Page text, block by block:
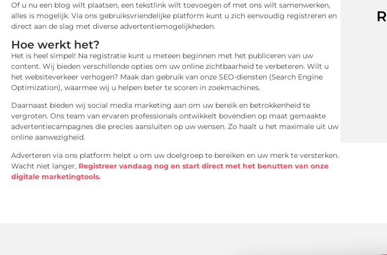
Of u nu een blog wilt plaatsen, een tekstlink wilt toevoegen of met ons wilt samenwerken,
alles is mogelijk. Via ons gebruiksvriendelijke platform kunt u zich eenvoudig registreren en
direct aan de slag met diverse advertentiemogelijkheden.
Hoe werkt het?
Het is heel simpel! Na registratie kunt u meteen beginnen met het publiceren van uw
content. Wij bieden verschillende opties om uw online zichtbaarheid te verbeteren. Wilt u
het websiteverkeer verhogen? Maak dan gebruik van onze SEO-diensten (Search Engine
Optimization), waarmee wij u helpen beter te scoren in zoekmachines.
Daarnaast bieden wij social media marketing aan om uw bereik en betrokkenheid te
vergroten. Ons team van ervaren professionals ontwikkelt bovendien op maat gemaakte
advertentiecampagnes die precies aansluiten op uw wensen. Zo haalt u het maximale uit uw
online aanwezigheid.
Adverteren via ons platform helpt u om uw doelgroep te bereiken en uw merk te versterken.
Wacht niet langer, Registreer vandaag nog en start direct met het benutten van onze
digitale marketingtools.